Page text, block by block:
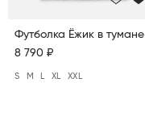
Футболка Ёжик в тумане
8 790 ₽
S M XL XXL